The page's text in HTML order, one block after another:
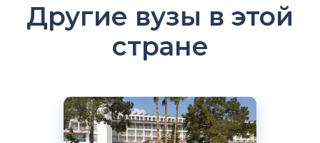
Другие вузы в этой
стране
Английский
Анталья, Турция
Частный